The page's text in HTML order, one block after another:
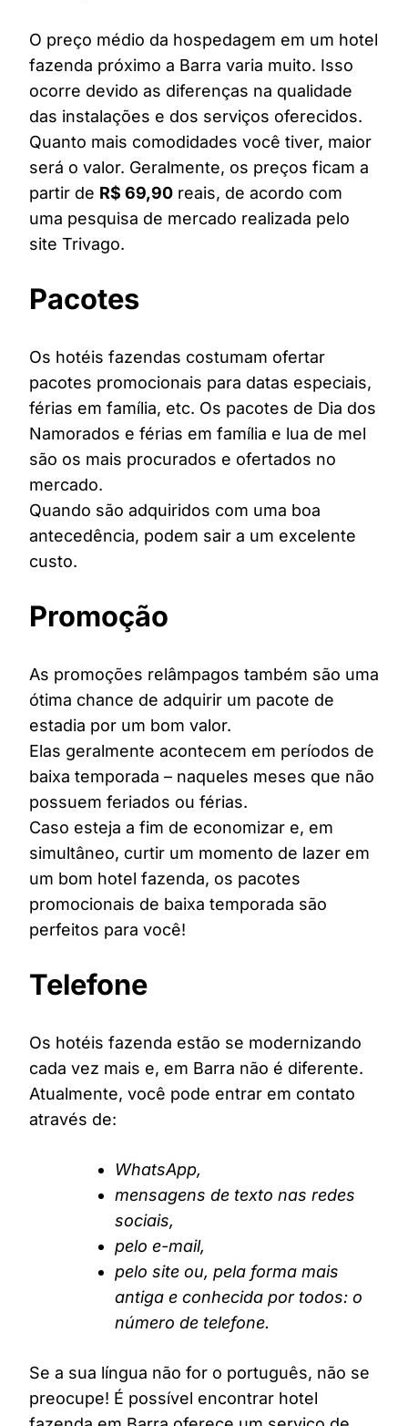
O preço médio da hospedagem em um hotel
fazenda próximo a Barra varia muito. Isso
ocorre devido as diferenças na qualidade
das instalações e dos serviços oferecidos.
Quanto mais comodidades você tiver, maior
será o valor. Geralmente, os preços ficam a
partir de R$ 69,90 reais, de acordo com
uma pesquisa de mercado realizada pelo
site Trivago.
Pacotes
Os hotéis fazendas costumam ofertar
pacotes promocionais para datas especiais,
férias em família, etc. Os pacotes de Dia dos
Namorados e férias em família e lua de mel
são os mais procurados e ofertados no
mercado.
Quando são adquiridos com uma boa
antecedência, podem sair a um excelente
custo.
Promoção
As promoções relâmpagos também são uma
ótima chance de adquirir um pacote de
estadia por um bom valor.
Elas geralmente acontecem em períodos de
baixa temporada – naqueles meses que não
possuem feriados ou férias.
Caso esteja a fim de economizar e, em
simultâneo, curtir um momento de lazer em
um bom hotel fazenda, os pacotes
promocionais de baixa temporada são
perfeitos para você!
Telefone
Os hotéis fazenda estão se modernizando
cada vez mais e, em Barra não é diferente.
Atualmente, você pode entrar em contato
através de:
WhatsApp,
mensagens de texto nas redes
sociais,
pelo e-mail,
pelo site ou, pela forma mais
antiga e conhecida por todos: o
número de telefone.
Se a sua língua não for o português, não se
preocupe! É possível encontrar hotel